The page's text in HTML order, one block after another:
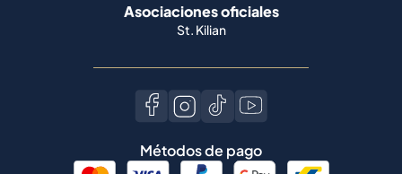
Asociaciones oficiales
St. Kilian
Métodos de pago